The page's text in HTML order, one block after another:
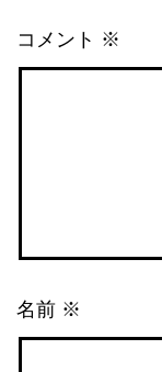
コメント ※
名前 ※